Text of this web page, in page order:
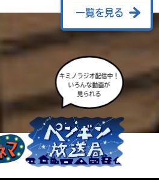
一覧を見る
キミノラジオ配信中！
いろんな動画が
見られる
も
度
み
て
ね